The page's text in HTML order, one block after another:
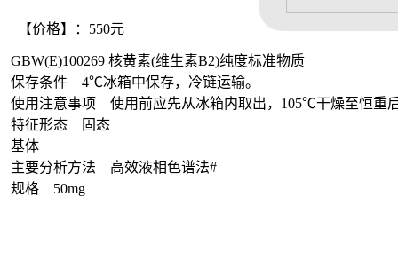
【价格】：550元
GBW(E)100269 核黄素(维生素B2)纯度标准物质
保存条件 4℃冰箱中保存，冷链运输。
使用注意事项 使用前应先从冰箱内取出，105℃干燥至恒重
特征形态 固态
基体
主要分析方法 高效液相色谱法#
规格 50mg